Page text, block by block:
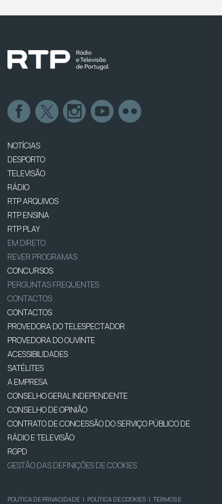
NOTÍCIAS
DESPORTO
TELEVISÃO
RÁDIO
RTP ARQUIVOS
RTP ENSINA
RTP PLAY
EM DIRETO
REVER PROGRAMAS
CONCURSOS
PERGUNTAS FREQUENTES
CONTACTOS
CONTACTOS
PROVEDORA DO TELESPECTADOR
PROVEDORA DO OUVINTE
ACESSIBILIDADES
SATÉLITES
A EMPRESA
CONSELHO GERAL INDEPENDENTE
CONSELHO DE OPINIÃO
CONTRATO DE CONCESSÃO DO SERVIÇO PÚBLICO DE
RÁDIO E TELEVISÃO
RGPD
GESTÃO DAS DEFINIÇÕES DE COOKIES
POLÍTICA DE PRIVACIDADE | POLÍTICA DE COOKIES | TERMOS E